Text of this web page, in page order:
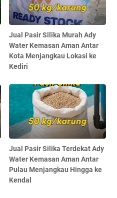
Jual Pasir Silika Murah Ady
Water Kemasan Aman Antar
Kota Menjangkau Lokasi ke
Kediri
Jual Pasir Silika Terdekat Ady
Water Kemasan Aman Antar
Pulau Menjangkau Hingga ke
Kendal